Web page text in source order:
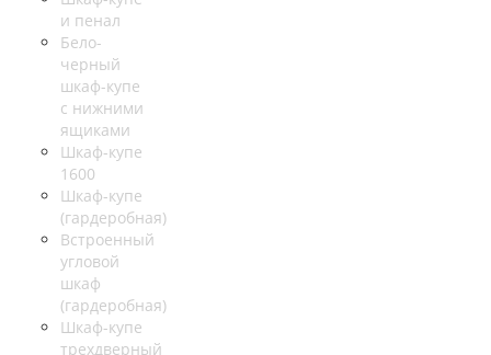
и пенал
Бело-
черный
шкаф-купе
с нижними
ящиками
Шкаф-купе
1600
Шкаф-купе
(гардеробная)
Встроенный
угловой
шкаф
(гардеробная)
Шкаф-купе
трехдверный